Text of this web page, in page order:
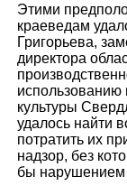
Этими
краеведам
Григорьева,
директора
использованию
культуры
удалось найти
потратить их
надзор, без
бы нарушением